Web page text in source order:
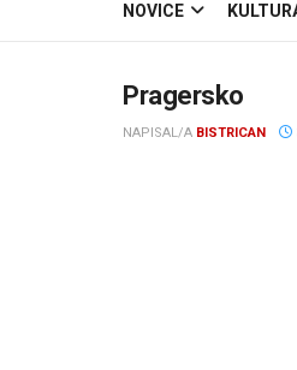
NOVICE
Pragersko
NAPISAL/A BISTRICAN